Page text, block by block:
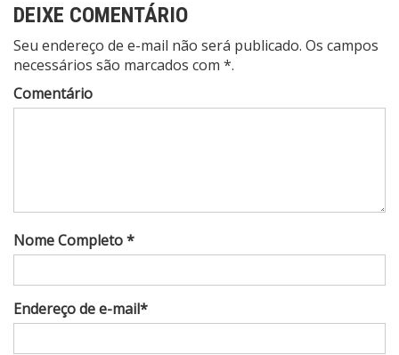
DEIXE COMENTÁRIO
Seu endereço de e-mail não será publicado. Os campos
necessários são marcados com *.
Comentário
Nome Completo *
Endereço de e-mail*